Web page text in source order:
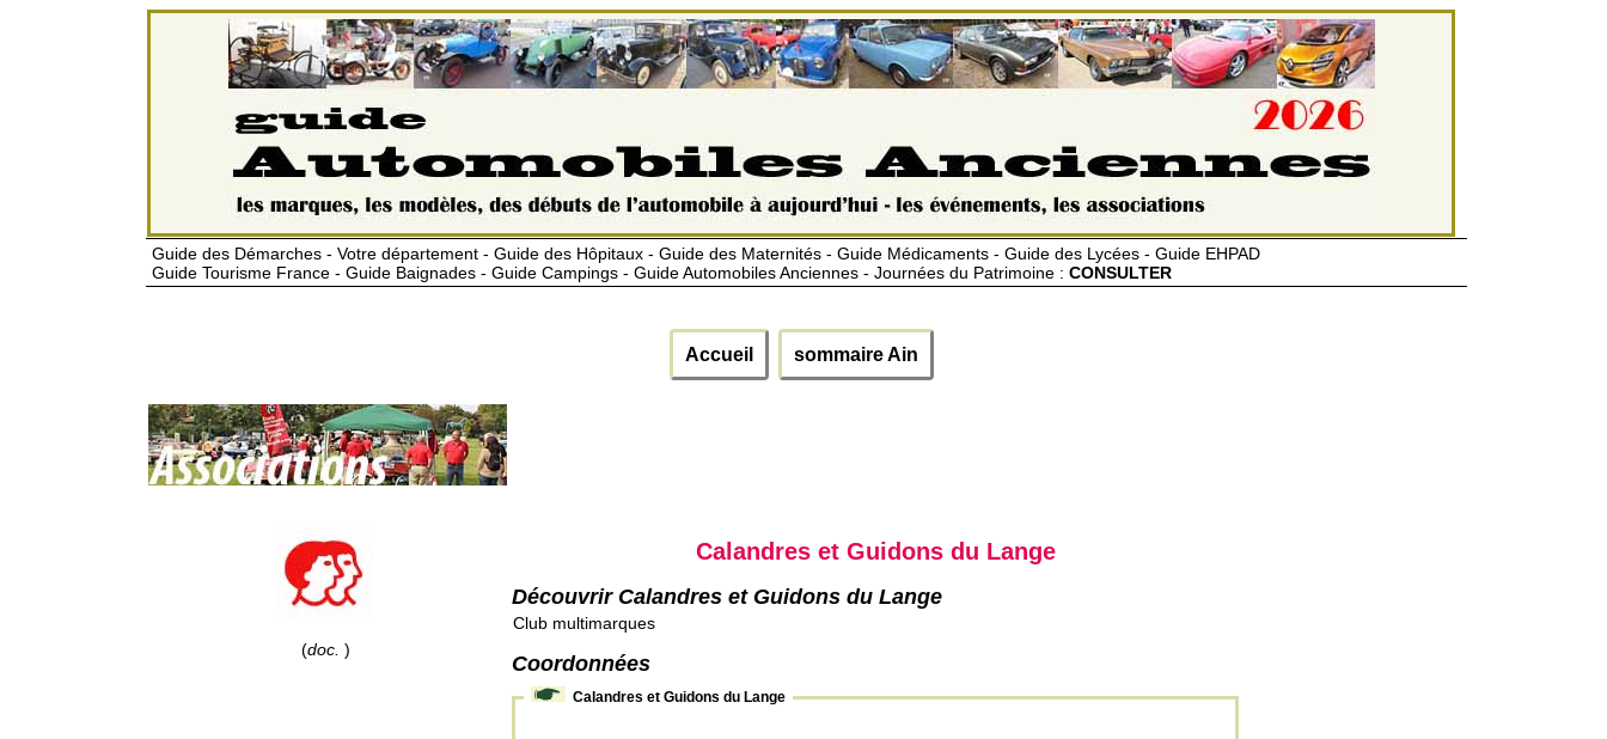
Guide des Démarches - Votre département - Guide des Hôpitaux - Guide des Maternités - Guide Médicaments - Guide des Lycées - Guide EHPAD
Guide Tourisme France - Guide Baignades - Guide Campings - Guide Automobiles Anciennes - Journées du Patrimoine : CONSULTER
Accueil sommaire Ain
(doc. )
Calandres et Guidons du Lange
Découvrir Calandres et Guidons du Lange
Club multimarques
Coordonnées
Calandres et Guidons du Lange